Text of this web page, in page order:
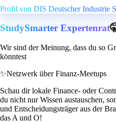
Profil von DIS Deutscher Industrie
StudySmarter Expertenrat
Wir sind der Meinung, dass du so
könntest
✨Netzwerk über Finanz-Meetups
Schau dir lokale Finance- oder
du nicht nur Wissen austauschen,
und Entscheidungsträger aus der
das A und O!